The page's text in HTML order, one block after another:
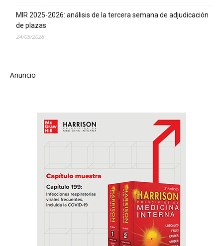
MIR 2025-2026: análisis de la tercera semana de adjudicación
de plazas
24/05/2026
Anuncio